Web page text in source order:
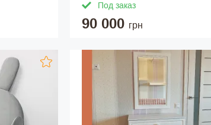
Под заказ
90 000 грн